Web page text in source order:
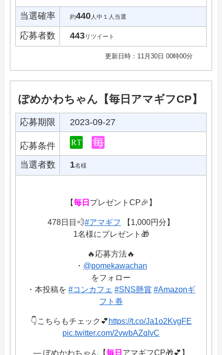
当選確率 約440人中１人当選
応募者数 443リツイート
更新日時：11月30日 00時00分
ぽめかわちゃん【毎日アマギフCP】
応募期限 2023-09-27
応募条件
当選者数
1名様
【毎日 プレゼントCP🎉】
478日目💨#アマギフ
【1,000円分】
1名様にプレゼント🎁
🔥応募方法🔥
・ @pomekawachan
をフォロー
・本投稿を #コンカフェ #SNS懸賞 #Amazonギ
フト券
👇こちらもチェック💕 https://t.co/Ja1o2KvgFE
pic.twitter.com/2vwbAZqIvC
— ぽめかわちゃん【毎日 アマギフCP🎁💕】